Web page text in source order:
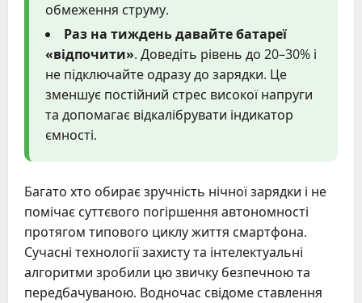
обмеження струму.
Раз на тиждень давайте батареї
«відпочити». Доведіть рівень до 20–30% і
не підключайте одразу до зарядки. Це
зменшує постійний стрес високої напруги
та допомагає відкалібрувати індикатор
ємності.
Багато хто обирає зручність нічної зарядки і не
помічає суттєвого погіршення автономності
протягом типового циклу життя смартфона.
Сучасні технології захисту та інтелектуальні
алгоритми зробили цю звичку безпечною та
передбачуваною. Водночас свідоме ставлення